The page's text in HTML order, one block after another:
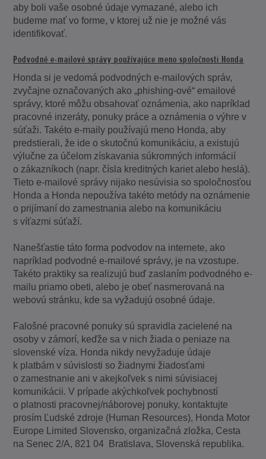
aby boli vaše osobné údaje vymazané, alebo ich
budeme mať vo forme, v ktorej už nie je možné vás
identifikovať.
Podvodné e-mailové správy používajúce meno spoločnosti Honda
Honda si je vedomá podvodných e-mailových správ,
zvyčajne označovaných ako „phishing-ové“ emailové
správy, ktoré môžu obsahovať oznámenia, ako napríklad
pracovné inzeráty, ponuky práce a oznámenia o výhre v
súťaži. Takéto e-maily používajú meno Honda, aby
predstierali, že ide o skutočnú komunikáciu, a existujú
výlučne za účelom získavania súkromných informácií
o zákazníkoch (napr. čísla kreditných kariet alebo heslá).
Tieto e-mailové správy nijako nesúvisia so spoločnosťou
Honda a Honda nepoužíva takéto metódy na oznámenie
o prijímaní do zamestnania alebo na komunikáciu
s víťazmi súťaží.
Nanešťastie táto forma podvodov na internete, ako
napríklad podvodné e-mailové správy, je na vzostupe.
Takéto praktiky sa realizujú buď zaslaním podvodného e-
mailu priamo obeti, alebo je obeť nasmerovaná na
webovú stránku, kde sa vyžadujú osobné údaje.
Falošné pracovné ponuky sú spravidla zacielené na
osoby v zámorí, keďže sa v nich žiada o peniaze na
slovenské víza. Honda nikdy nevyžaduje údaje
k platbám v súvislosti so žiadnymi žiadosťami
o zamestnanie ani v akejkoľvek s nimi súvisiacej
komunikácii. V prípade akýchkoľvek pochybností
o platnosti pracovnej/náborovej ponuky, kontaktujte
prosím Ľudské zdroje (Human Resources), Honda Motor
Europe Limited Slovensko, organizačná zložka, Cesta
na Senec 2/A, 821 04 Bratislava, Slovenská republika.